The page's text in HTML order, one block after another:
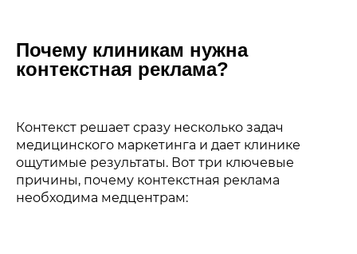
Почему клиникам нужна
контекстная реклама?
Контекст решает сразу несколько задач
медицинского маркетинга и дает клинике
ощутимые результаты. Вот три ключевые
причины, почему контекстная реклама
необходима медцентрам: